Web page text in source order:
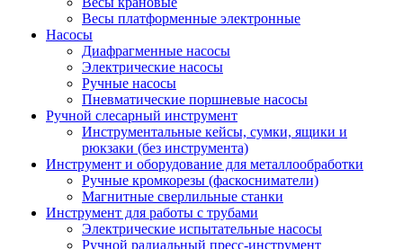
Весы платформенные электронные
Насосы
Диафрагменные насосы
Электрические насосы
Ручные насосы
Пневматические поршневые насосы
Ручной слесарный инструмент
Инструментальные кейсы, сумки, ящики и
рюкзаки (без инструмента)
Инструмент и оборудование для металлообработки
Ручные кромкорезы (фаскосниматели)
Магнитные сверлильные станки
Инструмент для работы с трубами
Электрические испытательные насосы
Ручной радиальный пресс-инструмент